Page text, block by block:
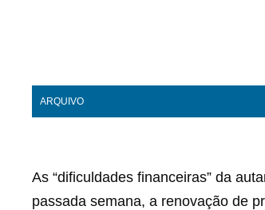
ARQUIVO
As “dificuldades financeiras” da
passada semana, a renovação de